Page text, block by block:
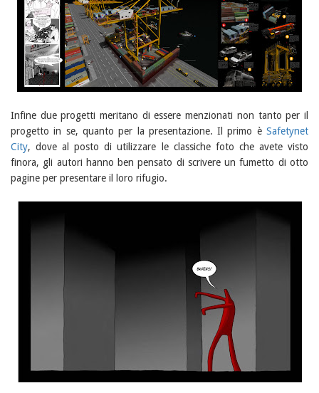
Infine due progetti meritano di essere menzionati non tanto per il
progetto in se, quanto per la presentazione. Il primo è Safetynet
City, dove al posto di utilizzare le classiche foto che avete visto
finora, gli autori hanno ben pensato di scrivere un fumetto di otto
pagine per presentare il loro rifugio.